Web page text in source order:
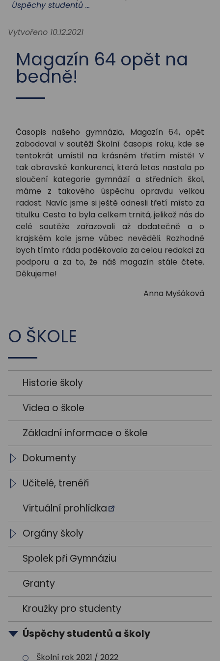
Úspěchy studentů a školy
Vytvořeno 10.12.2021
Magazín 64 opět na
bedně!
Časopis našeho gymnázia, Magazín 64, opět
zabodoval v soutěži Školní časopis roku, kde se
tentokrát umístil na krásném třetím místě! V
tak obrovské konkurenci, která letos nastala po
sloučení kategorie gymnázií a středních škol,
máme z takového úspěchu opravdu velkou
radost. Navíc jsme si ještě odnesli třetí místo za
titulku. Cesta to byla celkem trnitá, jelikož nás do
celé soutěže zařazovali až dodatečně a o
krajském kole jsme vůbec nevěděli. Rozhodně
bych tímto ráda poděkovala za celou redakci za
podporu a za to, že náš magazín stále čtete.
Děkujeme!
Anna Myšáková
O ŠKOLE
Historie školy
Videa o škole
Základní informace o škole
Dokumenty
Školní vzdělávací programy
Výroční zprávy
Výsledky VŘ
Učitelé, trenéři
Vedení školy
Vyučující
Trenéři
Virtuální prohlídka
Orgány školy
Studentský parlament
Školská rada
Spolek při Gymnáziu
Granty
Kroužky pro studenty
Úspěchy studentů a školy
Školní rok 2021 / 2022